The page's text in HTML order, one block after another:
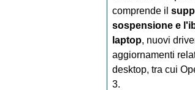
comprende il
sospensione e
laptop, nuovi
aggiornamenti
desktop, tra cui
3.